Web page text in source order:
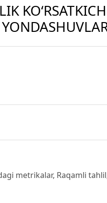
metrikalar, Raqamli